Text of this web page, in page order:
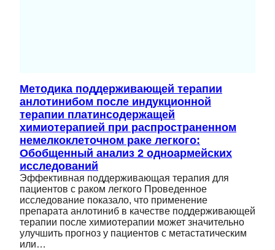
Методика поддерживающей терапии
анлотинибом после индукционной
терапии платинсодержащей
химиотерапией при распространенном
немелкоклеточном раке легкого:
Обобщенный анализ 2 одноармейских
исследований
Эффективная поддерживающая терапия для
пациентов с раком легкого Проведенное
исследование показало, что применение
препарата анлотиниб в качестве поддерживающей
терапии после химиотерапии может значительно
улучшить прогноз у пациентов с метастатическим
или…